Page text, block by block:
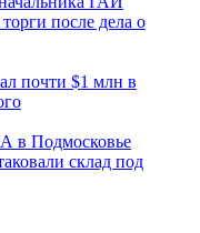
после дела о
почти $1 млн в
в Подмосковье
склад под